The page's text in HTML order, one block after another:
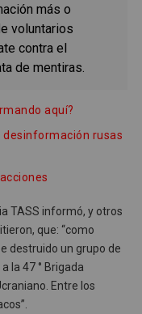
más o
voluntarios
contra el
de mentiras.
aquí?
desinformación rusas
TASS informó, y otros
que: “como
destruido un grupo de
la 47 ° Brigada
Entre los